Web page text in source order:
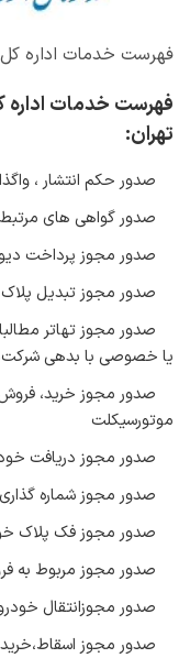
فهرست خدمات اداره کل
فهرست خدمات اداره
تهران:
صدور حکم انتشار ،
صدور گواهی های مرتبط
صدور مجوز پرداخت
صدور مجوز تبدیل پلاک
صدور مجوز تهاتر
یا خصوصی با بدهی
صدور مجوز خرید،
موتورسیکلت
صدور مجوز دریافت
صدور مجوز شماره
صدور مجوز فک پلاک
صدور مجوز مربوط به
صدور مجوزانتقال
صدور مجوز